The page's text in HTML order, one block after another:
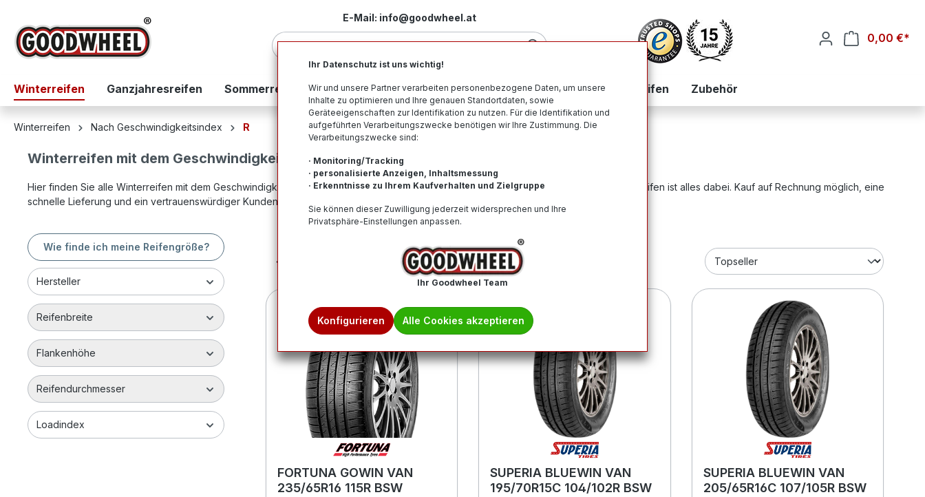
Zur Hauptnavigation springen E-Mail: info@goodwheel.at
0,00 €*
Winterreifen Ganzjahresreifen Sommerreifen Motorradreifen Felgen Offroad-Reifen Spezialreifen Zubehör
Winterreifen Nach Geschwindigkeitsindex R
Winterreifen mit dem Geschwindigkeitsindex R
Hier finden Sie alle Winterreifen mit dem Geschwindigkeitsindex R. Von namenhaften und renommierten Top-Herstellern bis zu Budgetreifen ist alles dabei. Kauf auf Rechnung möglich, eine
schnelle Lieferung und ein vertrauenswürdiger Kundensupport.
Wie finde ich meine Reifengröße?
Hersteller
Reifenbreite
Flankenhöhe
Reifendurchmesser
Loadindex
4 5
FORTUNA GOWIN VAN
235/65R16 115R BSW
SUPERIA BLUEWIN VAN
195/70R15C 104/102R BSW
SUPERIA BLUEWIN VAN
205/65R16C 107/105R BSW
Ihr Datenschutz ist uns wichtig!
Wir und unsere Partner verarbeiten personenbezogene Daten, um unsere
Inhalte zu optimieren und Ihre genauen Standortdaten, sowie
Geräteeigenschaften zur Identifikation zu nutzen. Für die Identifikation und
aufgeführten Verarbeitungszwecke benötigen wir Ihre Zustimmung. Die
Verarbeitungszwecke sind:
· Monitoring/Tracking
· personalisierte Anzeigen, Inhaltsmessung
· Erkenntnisse zu Ihrem Kaufverhalten und Zielgruppe
Sie können dieser Zuwilligung jederzeit widersprechen und Ihre
Privatsphäre-Einstellungen anpassen.
Ihr Goodwheel Team
Konfigurieren Alle Cookies akzeptieren